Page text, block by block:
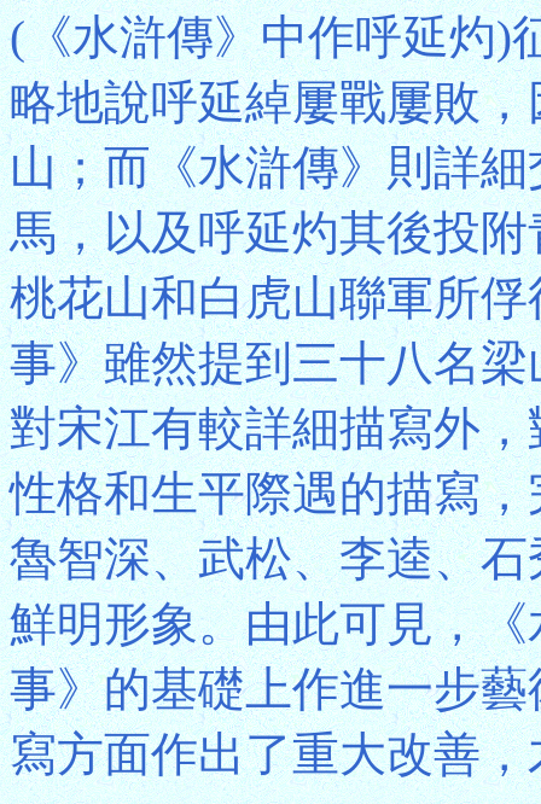
(《水滸傳》中作呼延灼)
略地說呼延綽屢戰屢敗
山；而《水滸傳》則詳
馬，以及呼延灼其後投
桃花山和白虎山聯軍所
事》雖然提到三十八名
對宋江有較詳細描寫外
性格和生平際遇的描寫
魯智深、武松、李逵、
鮮明形象。由此可見，
事》的基礎上作進一步
寫方面作出了重大改善